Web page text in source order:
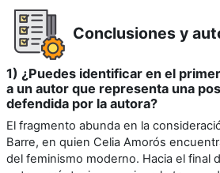
Conclusiones y
1) ¿Puedes identificar en el
a un autor que representa una
defendida por la autora?
El fragmento abunda en la
Barre, en quien Celia Amorós
del feminismo moderno. Hacia el final